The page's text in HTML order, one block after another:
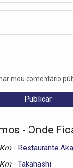
meu comentário
- Onde
- Restaurante
- Takahashi